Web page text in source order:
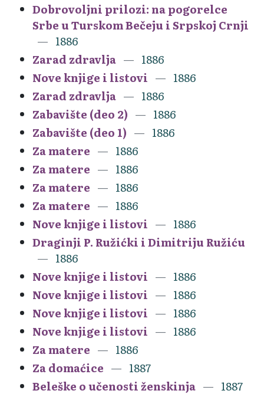
Dobrovoljni prilozi: na pogorelce
Srbe u Turskom Bečeju i Srpskoj Crnji
1886
Zarad zdravlja
1886
Nove knjige i listovi
1886
Zarad zdravlja
1886
Zabavište (deo 2)
1886
Zabavište (deo 1)
1886
Za matere
1886
Za matere
1886
Za matere
1886
Za matere
1886
Nove knjige i listovi
1886
Draginji P. Ružićki i Dimitriju Ružiću
1886
Nove knjige i listovi
1886
Nove knjige i listovi
1886
Nove knjige i listovi
1886
Nove knjige i listovi
1886
Za matere
1886
Za domaćice
1887
Beleške o učenosti ženskinja
1887